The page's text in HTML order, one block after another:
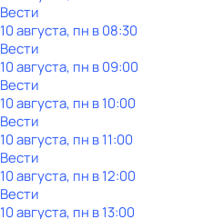
Вести
10 августа, пн в 08:30
Вести
10 августа, пн в 09:00
Вести
10 августа, пн в 10:00
Вести
10 августа, пн в 11:00
Вести
10 августа, пн в 12:00
Вести
10 августа, пн в 13:00